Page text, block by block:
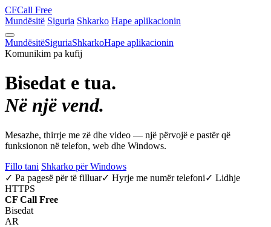
CFCall Free
Mundësitë Siguria Shkarko Hape aplikacionin
MundësitëSiguriaShkarkoHape aplikacionin
Komunikim pa kufij
Bisedat e tua.
Në një vend.
Mesazhe, thirrje me zë dhe video — një përvojë e pastër që
funksionon në telefon, web dhe Windows.
Fillo tani Shkarko për Windows
✓ Pa pagesë për të filluar✓ Hyrje me numër telefoni✓ Lidhje
HTTPS
CF Call Free
Bisedat
AR